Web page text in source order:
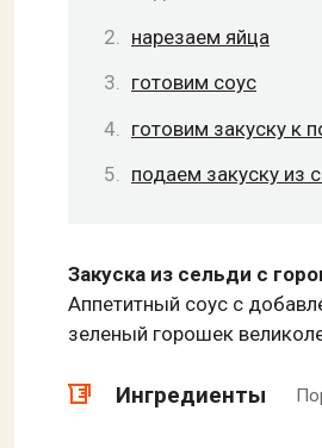
нарезаем яйца
готовим соус
готовим закуску к
подаем закуску из
Закуска из сельди с
Аппетитный соус с
зеленый горошек
Ингредиенты